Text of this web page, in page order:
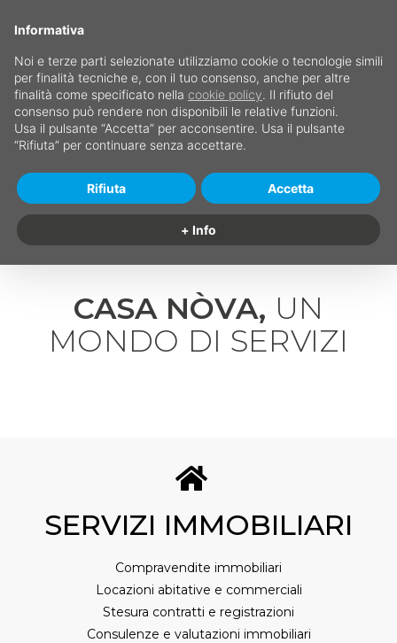
CASA NÒVA, UN
MONDO DI SERVIZI
SERVIZI IMMOBILIARI
Compravendite immobiliari
Locazioni abitative e commerciali
Stesura contratti e registrazioni
Consulenze e valutazioni immobiliari
Informativa
Noi e terze parti selezionate utilizziamo cookie o tecnologie simili
per finalità tecniche e, con il tuo consenso, anche per altre
finalità come specificato nella cookie policy. Il rifiuto del
consenso può rendere non disponibili le relative funzioni.
Usa il pulsante “Accetta” per acconsentire. Usa il pulsante
“Rifiuta” per continuare senza accettare.
+ Info
Rifiuta Accetta